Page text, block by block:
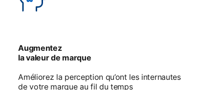
Augmentez
la valeur de marque
Améliorez la perception qu’ont les internautes
de votre marque au fil du temps